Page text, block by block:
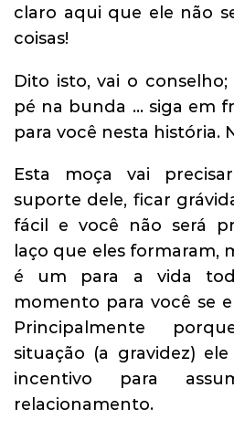
claro aqui que ele não
coisas!
Dito isto, vai o
pé na bunda … siga em
para você nesta história.
Esta moça vai
suporte dele, ficar
fácil e você não será
laço que eles formaram,
é um para a vida
momento para você se
Principalmente
situação (a gravidez)
incentivo para
relacionamento.